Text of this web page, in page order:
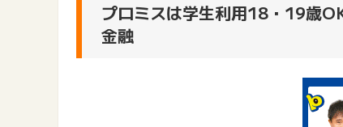
プロミスは学生利用18・19歳
金融